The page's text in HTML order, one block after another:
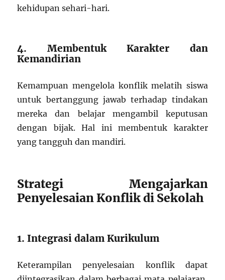
kehidupan sehari-hari.
4. Membentuk Karakter dan
Kemandirian
Kemampuan mengelola konflik melatih siswa
untuk bertanggung jawab terhadap tindakan
mereka dan belajar mengambil keputusan
dengan bijak. Hal ini membentuk karakter
yang tangguh dan mandiri.
Strategi Mengajarkan
Penyelesaian Konflik di Sekolah
1. Integrasi dalam Kurikulum
Keterampilan penyelesaian konflik dapat